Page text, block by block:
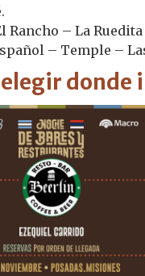
Rancho – La
– Temple –
elegir donde